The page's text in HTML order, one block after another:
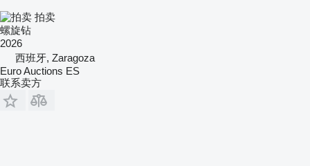
拍卖
螺旋钻
2026
西班牙, Zaragoza
Euro Auctions ES
联系卖方